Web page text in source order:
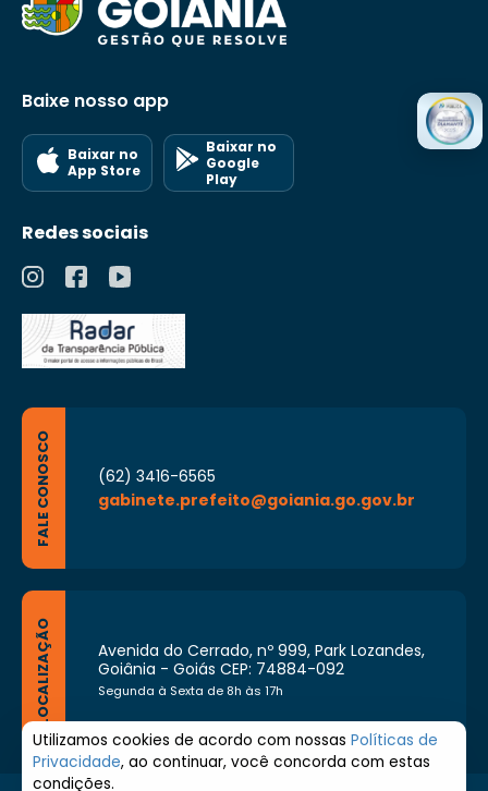
Baixe nosso app
Baixar no
App Store
Baixar no
Google
Play
Redes sociais
FALE CONOSCO
(62) 3416-6565
gabinete.prefeito@goiania.go.gov.br
LOCALIZAÇÃO
Avenida do Cerrado, nº 999, Park Lozandes,
Goiânia - Goiás CEP: 74884-092
Segunda à Sexta de 8h às 17h
Utilizamos cookies de acordo com nossas Políticas de
Privacidade, ao continuar, você concorda com estas
condições.